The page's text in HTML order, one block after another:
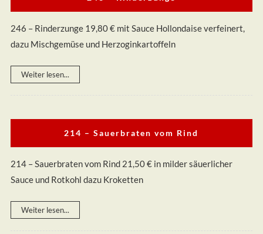
246 – Rinderzunge 19,80 € mit Sauce Hollondaise verfeinert,
dazu Mischgemüse und Herzoginkartoffeln
Weiter lesen...
214 – Sauerbraten vom Rind
214 – Sauerbraten vom Rind 21,50 € in milder säuerlicher
Sauce und Rotkohl dazu Kroketten
Weiter lesen...